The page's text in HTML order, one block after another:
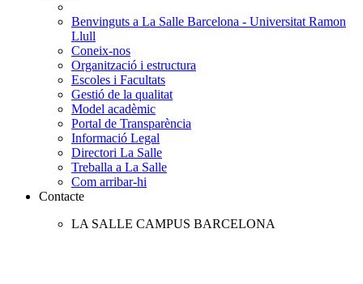
Benvinguts a La Salle Barcelona - Universitat Ramon
Llull
Coneix-nos
Organització i estructura
Escoles i Facultats
Gestió de la qualitat
Model acadèmic
Portal de Transparència
Informació Legal
Directori La Salle
Treballa a La Salle
Com arribar-hi
Contacte
LA SALLE CAMPUS BARCELONA